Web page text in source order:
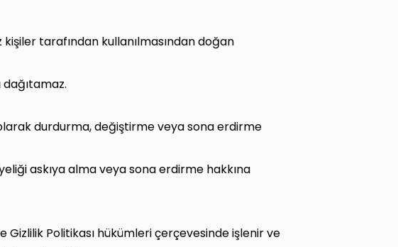
tarafından kullanılmasından doğan
durdurma, değiştirme veya sona erdirme
askıya alma veya sona erdirme hakkına
Gizlilik Politikası hükümleri çerçevesinde işlenir ve